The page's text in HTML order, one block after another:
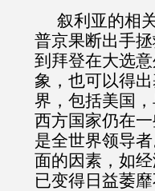
叙利亚的相
普京果断出手
到拜登在大选
象，也可以得
界，包括美国，
西方国家仍在
是全世界领导
面的因素，如
已变得日益萎靡